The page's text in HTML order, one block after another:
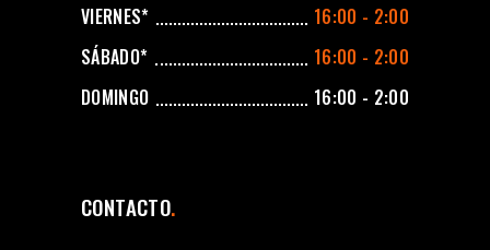
VIERNES*
16:00 - 2:00
SÁBADO*
16:00 - 2:00
DOMINGO
16:00 - 2:00
CONTACTO